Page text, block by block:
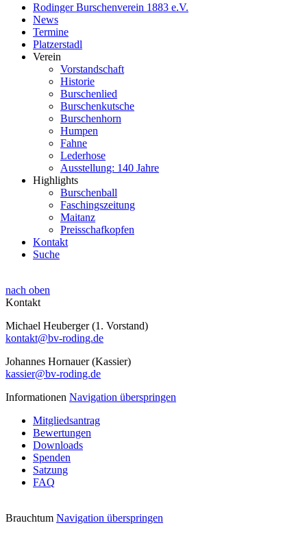
Rodinger Burschenverein 1883 e.V.
News
Termine
Platzerstadl
Verein
Vorstandschaft
Historie
Burschenlied
Burschenkutsche
Burschenhorn
Humpen
Fahne
Lederhose
Ausstellung: 140 Jahre
Highlights
Burschenball
Faschingszeitung
Maitanz
Preisschafkopfen
Kontakt
Suche
nach oben
Kontakt
Michael Heuberger (1. Vorstand)
kontakt@bv-roding.de
Johannes Hornauer (Kassier)
kassier@bv-roding.de
Informationen Navigation überspringen
Mitgliedsantrag
Bewertungen
Downloads
Spenden
Satzung
FAQ
Brauchtum Navigation überspringen